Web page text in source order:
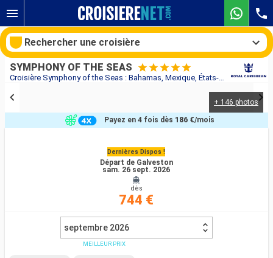
Croisière Symphony of the Seas : Bahamas, Mexique, États-Unis au départ de Galveston
SYMPHONY OF THE SEAS
+ 146 photos
Dernières Dispos !
Départ de Galveston
sam. 26 sept. 2026
dès
744 €
Payez en 4 fois dès 186 €/mois
septembre 2026
MEILLEUR PRIX
Rechercher une croisière
Compagnies
Rechercher